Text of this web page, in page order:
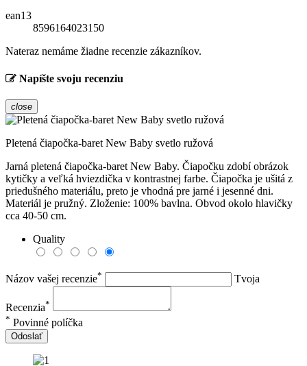
ean13
8596164023150
Nateraz nemáme žiadne recenzie zákazníkov.
Napíšte svoju recenziu
close
Pletená čiapočka-baret New Baby svetlo ružová
Jarná pletená čiapočka-baret New Baby. Čiapočku zdobí obrázok
kytičky a veľká hviezdička v kontrastnej farbe. Čiapočka je ušitá z
priedušného materiálu, preto je vhodná pre jarné i jesenné dni.
Materiál je pružný. Zloženie: 100% bavlna. Obvod okolo hlavičky
cca 40-50 cm.
Quality
Názov vašej recenzie* Tvoja
Recenzia*
* Povinné políčka
Odoslať